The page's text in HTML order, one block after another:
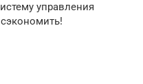
управления